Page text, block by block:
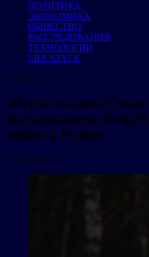
ПОЛИТИКА
ЭКОНОМИКА
ОБЩЕСТВО
РАССЛЕДОВАНИЯ
ТЕХНОЛОГИИ
LIFE STYLE
ОБЩЕСТВО
«Песня солдата
высказывание
любви к Родине
23 декабря 2025